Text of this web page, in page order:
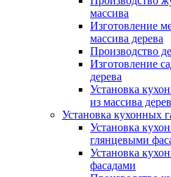
массива
Изготовление
массива дерева
Производство
Изготовление
дерева
Установка
из массива
Установка кухонных
Установка
глянцевыми
Установка
фасадами